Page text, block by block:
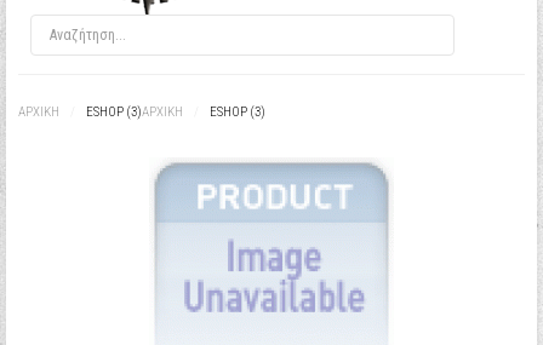
ΑΡΧΙΚΉ ESHOP (3)ΑΡΧΙΚΉ ESHOP (3)
Κωδικός
Να με θυμάσαι